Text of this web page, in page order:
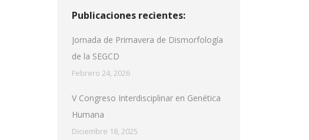
Publicaciones recientes:
Jornada de Primavera de Dismorfología
de la SEGCD
Febrero 24, 2026
V Congreso Interdisciplinar en Genética
Humana
Diciembre 18, 2025